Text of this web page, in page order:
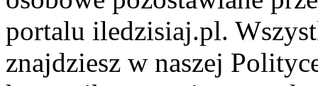
portalu iledzisiaj.pl.
znajdziesz w naszej